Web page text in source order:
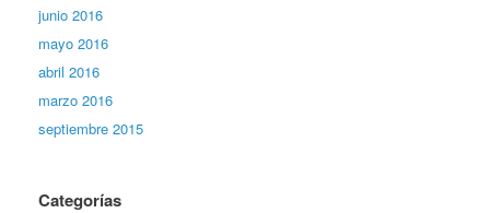
junio 2016
mayo 2016
abril 2016
marzo 2016
septiembre 2015
Categorías